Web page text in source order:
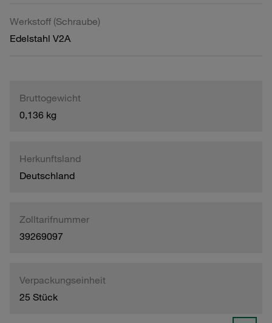
Werkstoff (Schraube)
Edelstahl V2A
Bruttogewicht
0,136 kg
Herkunftsland
Deutschland
Zolltarifnummer
39269097
Verpackungseinheit
25 Stück